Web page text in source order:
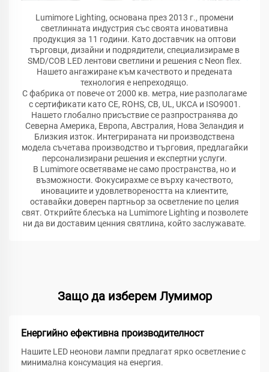
Lumimore Lighting, основана през 2013 г., промени
светлинната индустрия със своята иновативна
продукция за 11 години. Като доставчик на оптови
търговци, дизайни и подрядители, специализираме в
SMD/COB LED лентови светлини и решения с Neon flex.
Нашето ангажиране към качеството и предената
технология е непреходящо.
С фабрика от повече от 2000 кв. метра, ние разполагаме
с сертификати като CE, ROHS, CB, UL, UKCA и ISO9001.
Нашето глобално присъствие се разпространява до
Северна Америка, Европа, Австралия, Нова Зеландия и
Близкия изток. Интегрираната ни производствена
модела съчетава производство и търговия, предлагайки
персонализирани решения и експертни услуги.
В Lumimore осветяваме не само пространства, но и
възможности. Фокусирахме се върху качеството,
иновациите и удовлетвореността на клиентите,
оставайки доверен партньор за осветление по целия
свят. Открийте блесъка на Lumimore Lighting и позволете
ни да ви доставим ценния святлина, който заслужавате.
Защо да изберем Лумимор
Енергийно ефективна производителност
Нашите LED неонови лампи предлагат ярко осветление с
минимална консумация на енергия.